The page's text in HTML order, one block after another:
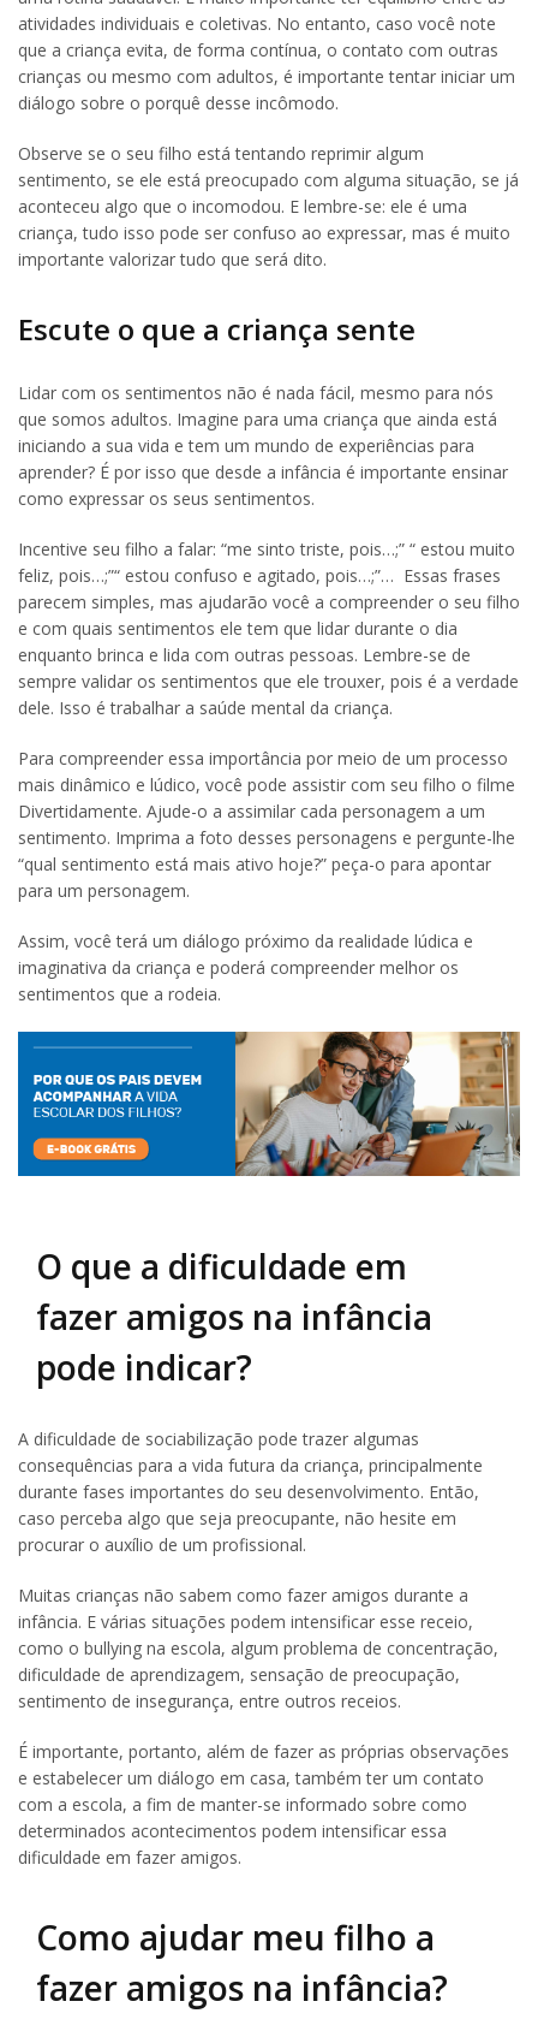
atividades individuais e coletivas. No entanto, caso você note
que a criança evita, de forma contínua, o contato com outras
crianças ou mesmo com adultos, é importante tentar iniciar um
diálogo sobre o porquê desse incômodo.
Observe se o seu filho está tentando reprimir algum
sentimento, se ele está preocupado com alguma situação, se já
aconteceu algo que o incomodou. E lembre-se: ele é uma
criança, tudo isso pode ser confuso ao expressar, mas é muito
importante valorizar tudo que será dito.
Escute o que a criança sente
Lidar com os sentimentos não é nada fácil, mesmo para nós
que somos adultos. Imagine para uma criança que ainda está
iniciando a sua vida e tem um mundo de experiências para
aprender? É por isso que desde a infância é importante ensinar
como expressar os seus sentimentos.
Incentive seu filho a falar: “me sinto triste, pois…;” “ estou muito
feliz, pois…;”“ estou confuso e agitado, pois…;”… Essas frases
parecem simples, mas ajudarão você a compreender o seu filho
e com quais sentimentos ele tem que lidar durante o dia
enquanto brinca e lida com outras pessoas. Lembre-se de
sempre validar os sentimentos que ele trouxer, pois é a verdade
dele. Isso é trabalhar a saúde mental da criança.
Para compreender essa importância por meio de um processo
mais dinâmico e lúdico, você pode assistir com seu filho o filme
Divertidamente. Ajude-o a assimilar cada personagem a um
sentimento. Imprima a foto desses personagens e pergunte-lhe
“qual sentimento está mais ativo hoje?” peça-o para apontar
para um personagem.
Assim, você terá um diálogo próximo da realidade lúdica e
imaginativa da criança e poderá compreender melhor os
sentimentos que a rodeia.
O que a dificuldade em
fazer amigos na infância
pode indicar?
A dificuldade de sociabilização pode trazer algumas
consequências para a vida futura da criança, principalmente
durante fases importantes do seu desenvolvimento. Então,
caso perceba algo que seja preocupante, não hesite em
procurar o auxílio de um profissional.
Muitas crianças não sabem como fazer amigos durante a
infância. E várias situações podem intensificar esse receio,
como o bullying na escola, algum problema de concentração,
dificuldade de aprendizagem, sensação de preocupação,
sentimento de insegurança, entre outros receios.
É importante, portanto, além de fazer as próprias observações
e estabelecer um diálogo em casa, também ter um contato
com a escola, a fim de manter-se informado sobre como
determinados acontecimentos podem intensificar essa
dificuldade em fazer amigos.
Como ajudar meu filho a
fazer amigos na infância?